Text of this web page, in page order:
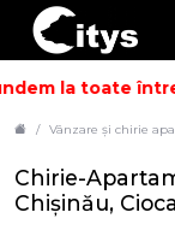
la toate
Vânzare și chirie
Chirie-
Chișinău,